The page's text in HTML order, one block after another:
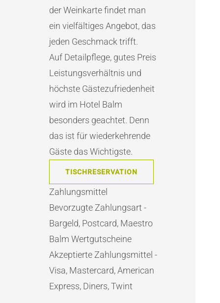
der Weinkarte findet man
ein vielfältiges Angebot, das
jeden Geschmack trifft.
Auf Detailpflege, gutes Preis
Leistungsverhältnis und
höchste Gästezufriedenheit
wird im Hotel Balm
besonders geachtet. Denn
das ist für wiederkehrende
Gäste das Wichtigste.
TISCHRESERVATION
Zahlungsmittel
Bevorzugte Zahlungsart -
Bargeld, Postcard, Maestro
Balm Wertgutscheine
Akzeptierte Zahlungsmittel -
Visa, Mastercard, American
Express, Diners, Twint